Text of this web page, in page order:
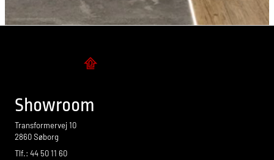
Showroom
Transformervej 10
2860 Søborg
Tlf.: 44 50 11 60